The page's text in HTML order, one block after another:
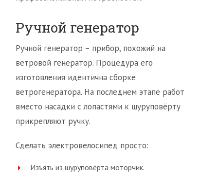
Ручной генератор
Ручной генератор – прибор, похожий на
ветровой генератор. Процедура его
изготовления идентична сборке
ветрогенератора. На последнем этапе работ
вместо насадки с лопастями к шуруповёрту
прикрепляют ручку.
Сделать электровелосипед просто:
Изъять из шуруповёрта моторчик.